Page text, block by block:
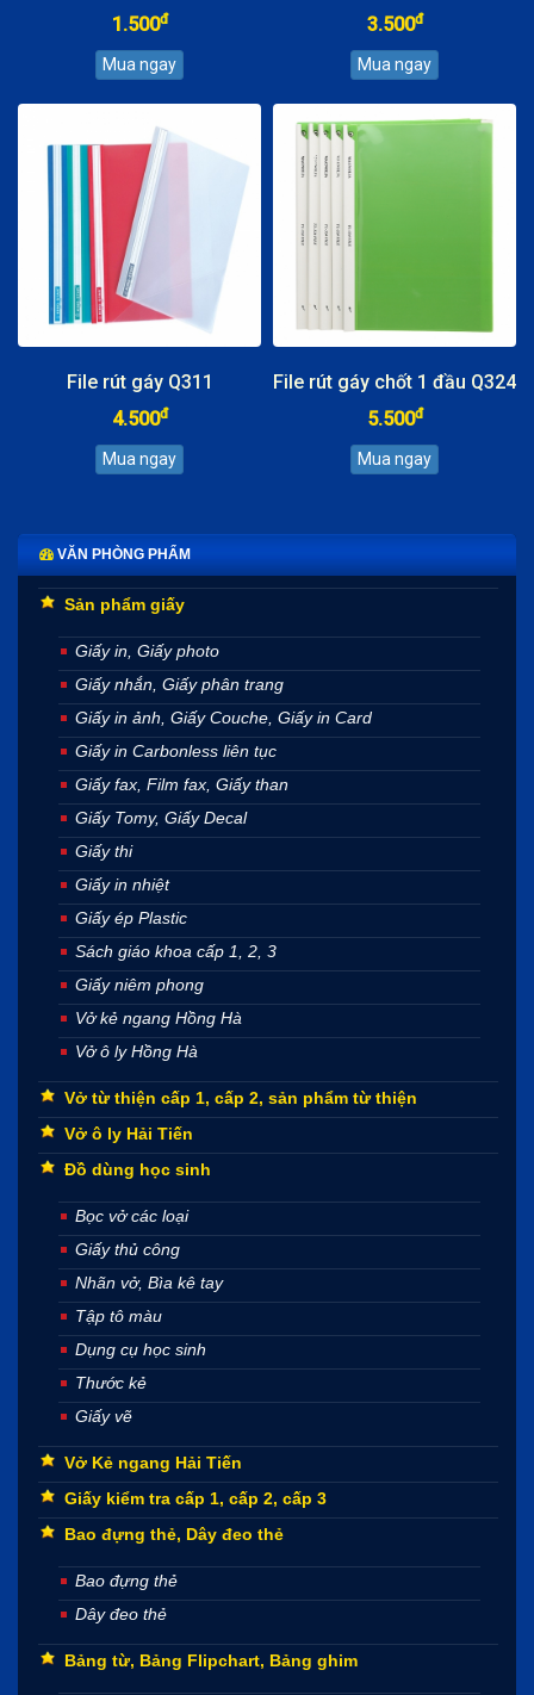
1.500đ
3.500đ
File rút gáy Q311
4.500đ
File rút gáy chốt 1 đầu Q324
5.500đ
VĂN PHÒNG PHẨM
Sản phẩm giấy
Giấy in, Giấy photo
Giấy nhắn, Giấy phân trang
Giấy in ảnh, Giấy Couche, Giấy in Card
Giấy in Carbonless liên tục
Giấy fax, Film fax, Giấy than
Giấy Tomy, Giấy Decal
Giấy thi
Giấy in nhiệt
Giấy ép Plastic
Sách giáo khoa cấp 1, 2, 3
Giấy niêm phong
Vở kẻ ngang Hồng Hà
Vở ô ly Hồng Hà
Vở từ thiện cấp 1, cấp 2, sản phẩm từ thiện
Vở ô ly Hải Tiến
Đồ dùng học sinh
Bọc vở các loại
Giấy thủ công
Nhãn vở, Bìa kê tay
Tập tô màu
Dụng cụ học sinh
Thước kẻ
Giấy vẽ
Vở Kẻ ngang Hải Tiến
Giấy kiểm tra cấp 1, cấp 2, cấp 3
Bao đựng thẻ, Dây đeo thẻ
Bao đựng thẻ
Dây đeo thẻ
Bảng từ, Bảng Flipchart, Bảng ghim